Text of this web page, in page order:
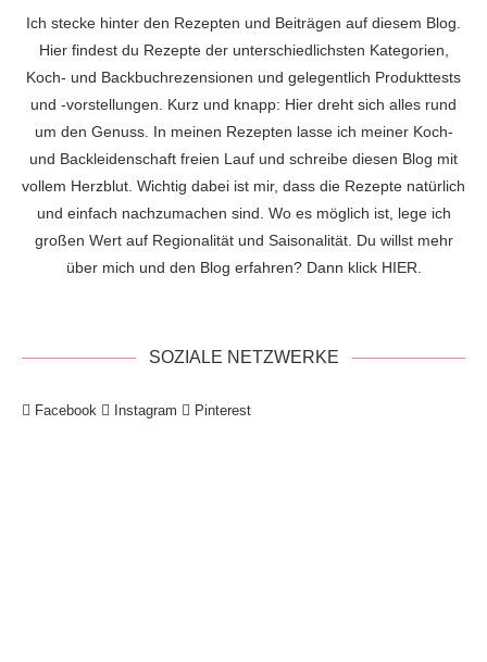
Ich stecke hinter den Rezepten und Beiträgen auf diesem Blog.
Hier findest du Rezepte der unterschiedlichsten Kategorien,
Koch- und Backbuchrezensionen und gelegentlich Produkttests
und -vorstellungen. Kurz und knapp: Hier dreht sich alles rund
um den Genuss. In meinen Rezepten lasse ich meiner Koch-
und Backleidenschaft freien Lauf und schreibe diesen Blog mit
vollem Herzblut. Wichtig dabei ist mir, dass die Rezepte natürlich
und einfach nachzumachen sind. Wo es möglich ist, lege ich
großen Wert auf Regionalität und Saisonalität. Du willst mehr
über mich und den Blog erfahren? Dann klick HIER
SOZIALE NETZWERKE
Facebook Instagram Pinterest